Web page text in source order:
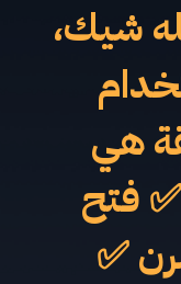
شيك،
هي
فتح
✅